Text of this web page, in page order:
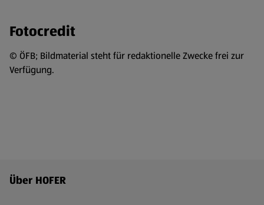
Fotocredit
© ÖFB; Bildmaterial steht für redaktionelle Zwecke frei zur
Verfügung.
Fußzeilenmenü - weitere Links
Über HOFER